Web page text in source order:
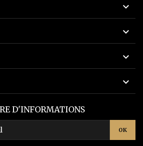




D'INFORMATIONS